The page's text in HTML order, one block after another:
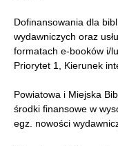
Dofinansowania dla
wydawniczych oraz
formatach e-booków i/
Priorytet 1, Kierunek
Powiatowa i Miejska
środki finansowe w
egz. nowości